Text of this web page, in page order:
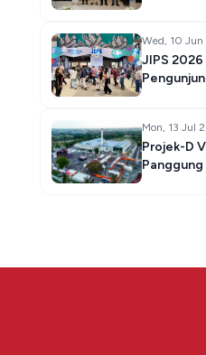
Wed, 10
JIPS
Mon, 13 Jul
Projek-D
Panggung